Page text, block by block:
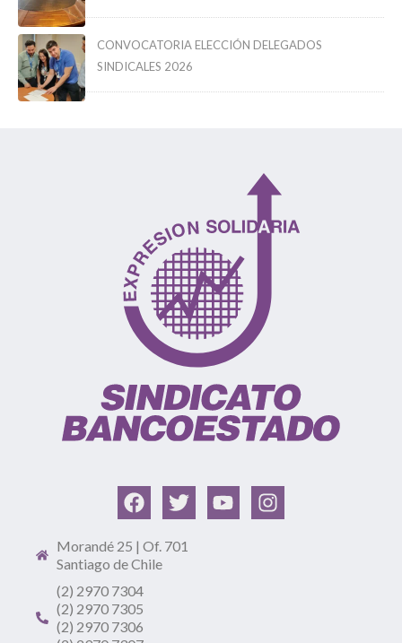
CONVOCATORIA ELECCIÓN DELEGADOS
SINDICALES 2026
Morandé 25 | Of. 701
Santiago de Chile
(2) 2970 7304
(2) 2970 7305
(2) 2970 7306